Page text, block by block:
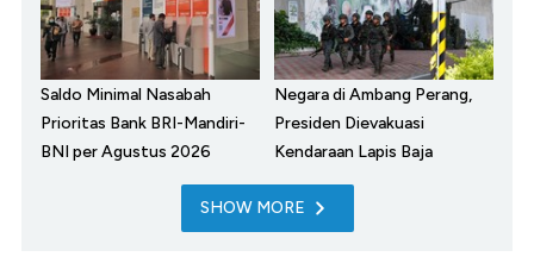
Saldo Minimal Nasabah
Prioritas Bank BRI-Mandiri-
BNI per Agustus 2026
Negara di Ambang Perang,
Presiden Dievakuasi
Kendaraan Lapis Baja
SHOW MORE